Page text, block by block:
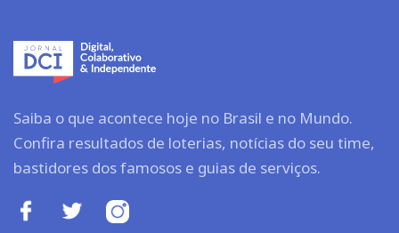
Saiba o que acontece hoje no Brasil e no Mundo.
Confira resultados de loterias, notícias do seu time,
bastidores dos famosos e guias de serviços.